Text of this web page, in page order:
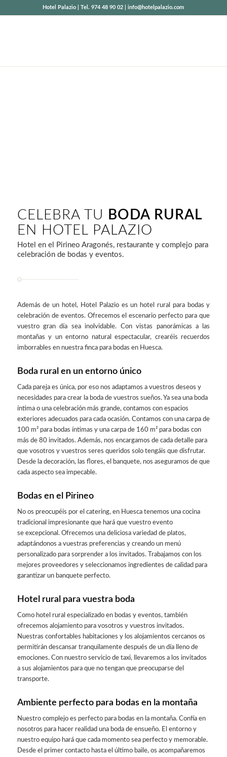
Hotel Palazio | Tel. 974 48 90 02 | info@hotelpalazio.com
CELEBRA TU
BODA RURAL
EN HOTEL PALAZIO
Hotel en el Pirineo Aragonés, restaurante y complejo para
celebración de bodas y eventos.
Además de un hotel, Hotel Palazioes un hotel rural para bodas y
celebración de eventos. Ofrecemos el escenario perfecto para que
vuestro gran día sea inolvidable. Con vistas panorámicas a las
montañas y un entorno natural espectacular, crearéis recuerdos
imborrables en nuestra finca para bodas en Huesca.
Boda rural en un entorno único
Cada pareja es única, por eso nos adaptamos a vuestros deseos y
necesidades para crear la boda de vuestros sueños. Ya sea una boda
íntima o una celebración más grande, contamos con espacios
exteriores adecuados para cada ocasión. Contamos con una carpa de
100 m² para bodas íntimas y una carpa de 160 m² para bodas con
más de 80 invitados. Además, nos encargamos de cada detalle para
que vosotros y vuestros seres queridos solo tengáis que disfrutar.
Desde la decoración, las flores, el banquete, nos aseguramos de que
cada aspecto sea impecable.
Bodas en el Pirineo
No os preocupéis por el catering, en Huesca tenemos una cocina
tradicional impresionante que hará que vuestro evento
se excepcional. Ofrecemos una deliciosa variedad de platos,
adaptándonos a vuestras preferencias y creando un menú
personalizado para sorprender a los invitados. Trabajamos con los
mejores proveedores y seleccionamos ingredientes de calidad para
garantizar un banquete perfecto.
Hotel rural para vuestra boda
Como hotel rural especializado en bodas y eventos, también
ofrecemos alojamiento para vosotros y vuestros invitados.
Nuestras confortables habitaciones y los alojamientos cercanos os
permitirán descansar tranquilamente después de un día lleno de
emociones. Con nuestro servicio de taxi, llevaremos a los invitados
a sus alojamientos para que no tengan que preocuparse del
transporte.
Ambiente perfecto para bodas en la montaña
Nuestro complejo es perfecto para bodas en la montaña. Confía en
nosotros para hacer realidad una boda de ensueño. El entorno y
nuestro equipo hará que cada momento sea perfecto y memorable.
Desde el primer contacto hasta el último baile, os acompañaremos